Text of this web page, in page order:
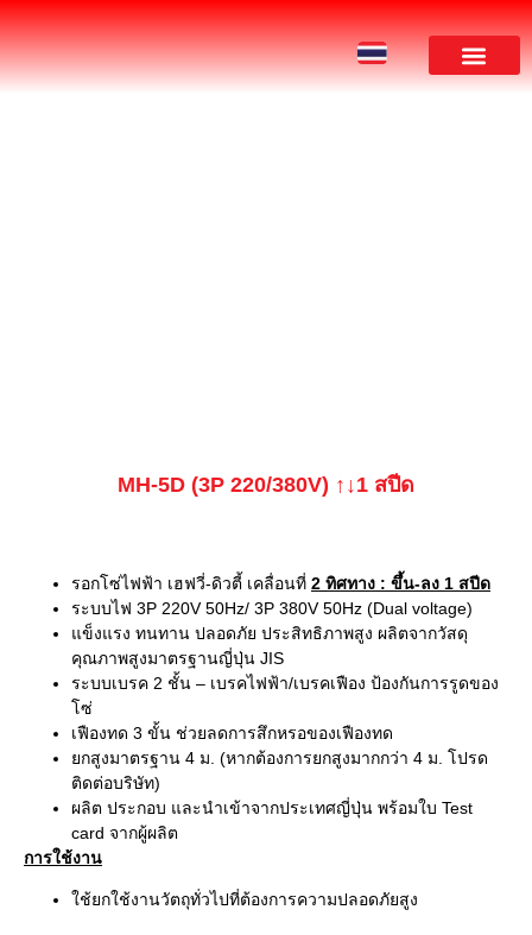
MH-5D (3P 220/380V) ↑↓1 สปีด
รอกโซ่ไฟฟ้า เฮฟวี่-ดิวตี้ เคลื่อนที่ 2 ทิศทาง : ขึ้น-ลง 1 สปีด
ระบบไฟ 3P 220V 50Hz/ 3P 380V 50Hz (Dual voltage)
แข็งแรง ทนทาน ปลอดภัย ประสิทธิภาพสูง ผลิตจากวัสดุ
คุณภาพสูงมาตรฐานญี่ปุ่น JIS
ระบบเบรค 2 ชั้น – เบรคไฟฟ้า/เบรคเฟือง ป้องกันการรูดของ
โซ่
เฟืองทด 3 ขั้น ช่วยลดการสึกหรอของเฟืองทด
ยกสูงมาตรฐาน 4 ม. (หากต้องการยกสูงมากกว่า 4 ม. โปรด
ติดต่อบริษัท)
ผลิต ประกอบ และนำเข้าจากประเทศญี่ปุ่น พร้อมใบ Test
card จากผู้ผลิต
การใช้งาน
ใช้ยกใช้งานวัตถุทั่วไปที่ต้องการความปลอดภัยสูง